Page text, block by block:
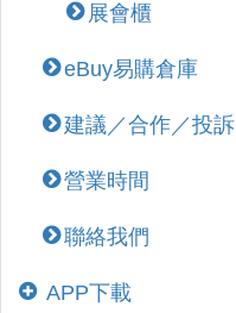
展會櫃
eBuy易購倉庫
建議／合作／投訴
營業時間
聯絡我們
APP下載